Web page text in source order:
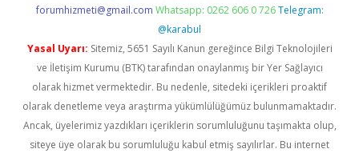
forumhizmeti@gmail.com Whatsapp: 0262 606 0 726 Telegram:
@karabul
Yasal Uyarı: Sitemiz, 5651 Sayılı Kanun gereğince Bilgi Teknolojileri
ve İletişim Kurumu (BTK) tarafından onaylanmış bir Yer Sağlayıcı
olarak hizmet vermektedir. Bu nedenle, sitedeki içerikleri proaktif
olarak denetleme veya araştırma yükümlülüğümüz bulunmamaktadır.
Ancak, üyelerimiz yazdıkları içeriklerin sorumluluğunu taşımakta olup,
siteye üye olarak bu sorumluluğu kabul etmiş sayılırlar. Bu internet